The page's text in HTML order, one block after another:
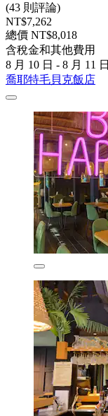
(43 則評論)
NT$7,262
總價 NT$8,018
含稅金和其他費用
8 月 10 日 - 8 月 11 日
喬耶特毛貝克飯店